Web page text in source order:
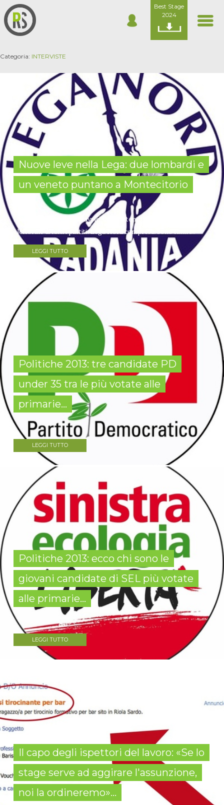
Best Stage
2024
Categoria: INTERVISTE
Nuove leve nella Lega: due lombardi e
un veneto puntano a Montecitorio
Il voto delle politiche si avvicina e si intensifica la campagna
elettorale di tutti i partiti: Lega Nord compresa. Sono tanti i...
LEGGI TUTTO
Politiche 2013: tre candidate PD
under 35 tra le più votate alle
primarie...
LEGGI TUTTO
Politiche 2013: ecco chi sono le
giovani candidate di SEL più votate
alle primarie...
LEGGI TUTTO
Il capo degli ispettori del lavoro: «Se lo
stage serve ad aggirare l'assunzione,
noi la ordineremo»...